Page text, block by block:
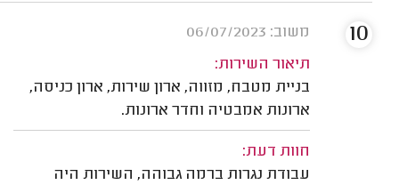
משוב: 06/07/2023
תיאור השירות:
בניית מטבח, מזווה, ארון שירות, ארון כניסה,
ארונות אמבטיה וחדר ארונות.
חוות דעת:
עבודת נגרות ברמה גבוהה, השירות היה
10